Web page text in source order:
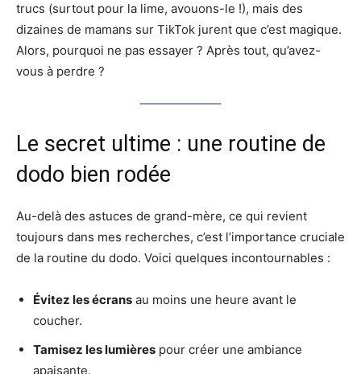
trucs (surtout pour la lime, avouons-le !), mais des
dizaines de mamans sur TikTok jurent que c’est magique.
Alors, pourquoi ne pas essayer ? Après tout, qu’avez-
vous à perdre ?
Le secret ultime : une routine de
dodo bien rodée
Au-delà des astuces de grand-mère, ce qui revient
toujours dans mes recherches, c’est l’importance cruciale
de la routine du dodo. Voici quelques incontournables :
Évitez les écrans au moins une heure avant le
coucher.
Tamisez les lumières pour créer une ambiance
apaisante.